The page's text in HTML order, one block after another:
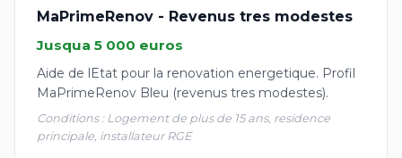
MaPrimeRenov - Revenus tres modestes
Jusqua 5 000 euros
Aide de lEtat pour la renovation energetique. Profil
MaPrimeRenov Bleu (revenus tres modestes).
Conditions : Logement de plus de 15 ans, residence
principale, installateur RGE